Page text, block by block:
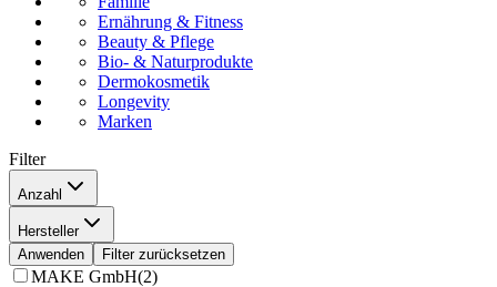
Ernährung & Fitness
Beauty & Pflege
Bio- & Naturprodukte
Dermokosmetik
Longevity
Marken
Filter
Anzahl
( 4)
3 Stück(1)
Hersteller
Owen Mumford GmbH(2)
MAKE GmbH(2)
Anwenden Filter zurücksetzen